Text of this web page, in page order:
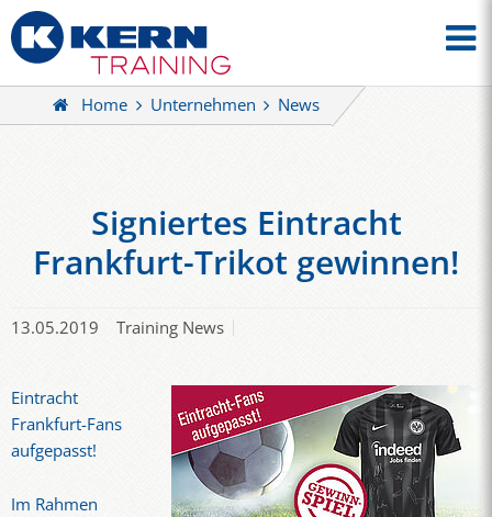
Home Unternehmen News
Signiertes Eintracht
Frankfurt-Trikot gewinnen!
13.05.2019 Training News
Eintracht
Frankfurt-Fans
aufgepasst!
Im Rahmen